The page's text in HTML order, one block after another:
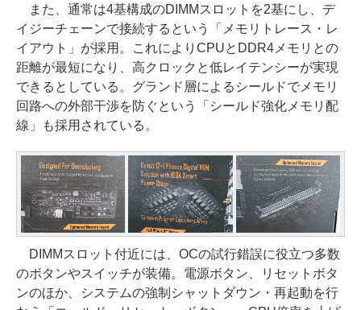
また、通常は4基構成のDIMMスロットを2基にし、デ
イジーチェーンで接続するという「メモリトレース・レ
イアウト」が採用。これによりCPUとDDR4メモリとの
距離が最短になり、高クロックと低レイテンシーが実現
できるとしている。グランド層によるシールドでメモリ
回路への外部干渉を防ぐという「シールド強化メモリ配
線」も採用されている。
DIMMスロット付近には、OCの試行錯誤に役立つ多数
のボタンやスイッチが装備。電源ボタン、リセットボタ
ンのほか、システムの強制シャットダウン・再起動を行